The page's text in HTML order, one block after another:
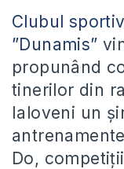
Clubul
”Dunamis”
propunând
tinerilor din
Ialoveni un
Do,